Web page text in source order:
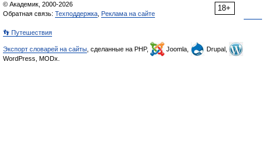
18+
© Академик, 2000-2026
Обратная связь: Техподдержка Реклама на сайте
👣 Путешествия
Экспорт словарей на сайты , сделанные на PHP, Joomla,
Drupal,
WordPress, MODx.